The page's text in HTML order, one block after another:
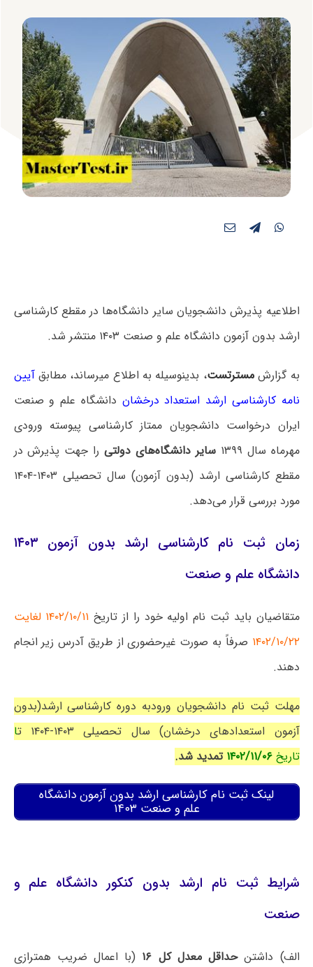
اطلاعیه پذیرش دانشجویان سایر دانشگاه‌ها در مقطع کارشناسی
ارشد بدون آزمون دانشگاه علم و صنعت ۱۴۰۳ منتشر شد.
به گزارشمسترتست، بدینوسیله به اطلاع میرساند، مطابقآیین
نامه کارشناسی ارشد استعداد درخشان دانشگاه علم و صنعت
ایران درخواست دانشجویان ممتاز کارشناسی پیوسته ورودی
مهرماه سال ۱۳۹۹
سایر دانشگاه‌های دولتیرا جهت پذیرش در
مقطع کارشناسی ارشد (بدون آزمون) سال تحصیلی ۱۴۰۳-۱۴۰۴
مورد بررسی قرار می‌دهد.
زمان ثبت نام کارشناسی ارشد بدون آزمون ۱۴۰۳
دانشگاه علم و صنعت
متقاضیان باید ثبت نام اولیه خود را از تاریخ
۱۴۰۲/۱۰/۱۱ لغایت
۱۴۰۲/۱۰/۲۲ صرفاً به صورت غیرحضوری از طریق آدرس زیر انجام
دهند.
مهلت ثبت نام دانشجویان ورودبه دوره کارشناسی ارشد(بدون
آزمون استعدادهای درخشان) سال تحصیلی ۱۴۰۳-۱۴۰۴ تا
تاریخ۱۴۰۲/۱۱/۰۶ تمدید شد.
لینک ثبت نام کارشناسی ارشد بدون آزمون دانشگاه
علم و صنعت ۱۴۰۳
شرایط ثبت نام ارشد بدون کنکور دانشگاه علم و
صنعت
الف) داشتنحداقل معدل کل ۱۶
(با اعمال ضریب همترازی